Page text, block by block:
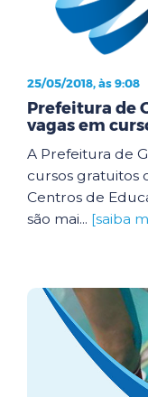
25/05/2018, às 9:08
Prefeitura de
vagas em
A Prefeitura de
cursos gratuitos
Centros de
são mai... [saiba